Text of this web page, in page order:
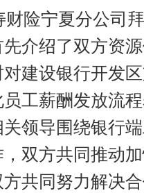
财险宁夏分公司
介绍了双方资
建设银行开发
工薪酬发放流
领导围绕银行
双方共同推动
共同努力解决